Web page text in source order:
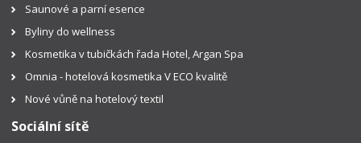
Saunové a parní esence
Byliny do wellness
Kosmetika v tubičkách řada Hotel, Argan Spa
Omnia - hotelová kosmetika V ECO kvalitě
Nové vůně na hotelový textil
Sociální sítě